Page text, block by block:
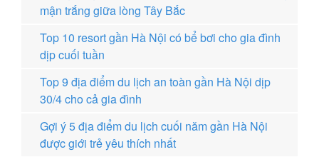
mận trắng giữa lòng Tây Bắc
Top 10 resort gần Hà Nội có bể bơi cho gia đình
dịp cuối tuần
Top 9 địa điểm du lịch an toàn gần Hà Nội dịp
30/4 cho cả gia đình
Gợi ý 5 địa điểm du lịch cuối năm gần Hà Nội
được giới trẻ yêu thích nhất